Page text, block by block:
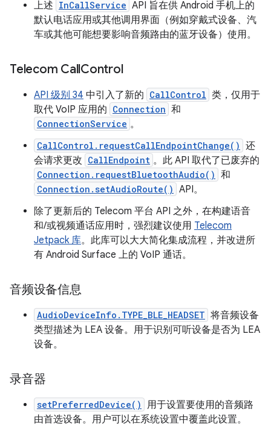
上述 InCallService API 旨在供 Android 手机上的
默认电话应用或其他调用界面（例如穿戴式设备、汽
车或其他可能想要影响音频路由的蓝牙设备）使用。
Telecom CallControl
API 级别 34 中引入了新的 CallControl 类，仅用于
取代 VoIP 应用的 Connection 和
ConnectionService 。
CallControl.requestCallEndpointChange() 还
会请求更改 CallEndpoint 。此 API 取代了已废弃的
Connection.requestBluetoothAudio() 和
Connection.setAudioRoute() API。
除了更新后的 Telecom 平台 API 之外，在构建语音
和/或视频通话应用时，强烈建议使用 Telecom
Jetpack 库。此库可以大大简化集成流程，并改进所
有 Android Surface 上的 VoIP 通话。
音频设备信息
AudioDeviceInfo.TYPE_BLE_HEADSET 将音频设备
类型描述为 LEA 设备。用于识别可听设备是否为 LEA
设备。
录音器
setPreferredDevice()
用于设置要使用的音频路
由首选设备。用户可以在系统设置中覆盖此设置。